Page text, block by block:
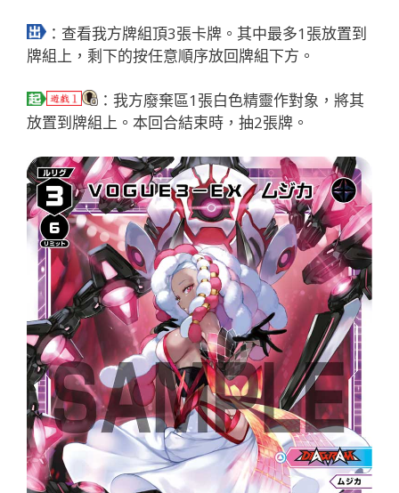
：查看我方牌組頂3張卡牌。其中最多1張放置到
牌組上，剩下的按任意順序放回牌組下方。
：我方廢棄區1張白色精靈作對象，將其
放置到牌組上。本回合結束時，抽2張牌。